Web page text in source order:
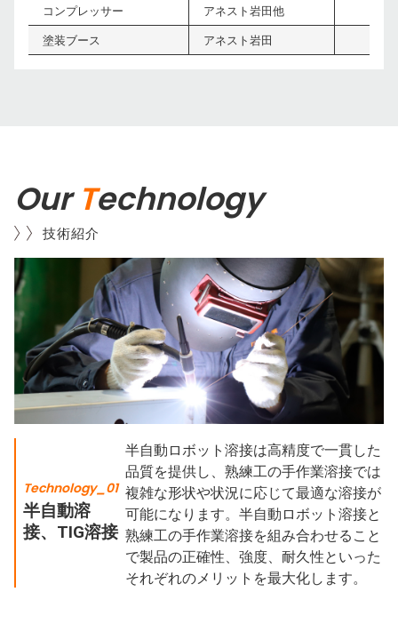
コンプレッサー
アネスト岩田他
塗装ブース
アネスト岩田
Our Technology
技術紹介
Technology_01
半自動溶
接、TIG溶接
半自動ロボット溶接は高精度で一貫した
品質を提供し、熟練工の手作業溶接では
複雑な形状や状況に応じて最適な溶接が
可能になります。半自動ロボット溶接と
熟練工の手作業溶接を組み合わせること
で製品の正確性、強度、耐久性といった
それぞれのメリットを最大化します。